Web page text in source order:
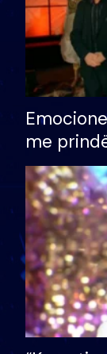
me
divorci